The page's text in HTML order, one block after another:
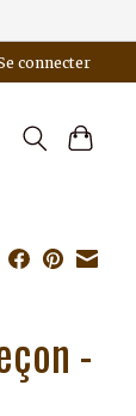
connecter
-